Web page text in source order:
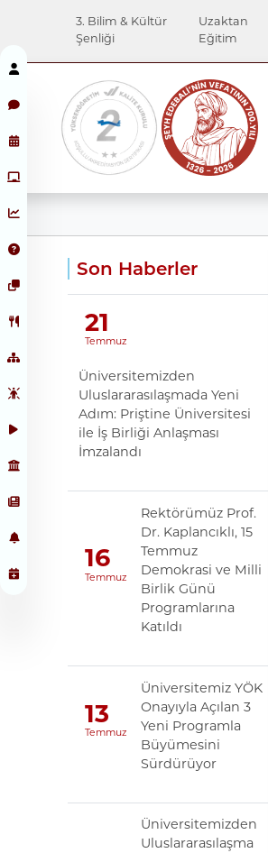
3. Bilim & Kültür
Şenliği
Uzaktan
Eğitim
Son Haberler
21
Temmuz
Üniversitemizden
Uluslararasılaşmada Yeni
Adım: Priştine Üniversitesi
ile İş Birliği Anlaşması
İmzalandı
16
Temmuz
Rektörümüz Prof.
Dr. Kaplancıklı, 15
Temmuz
Demokrasi ve Milli
Birlik Günü
Programlarına
Katıldı
13
Temmuz
Üniversitemiz YÖK
Onayıyla Açılan 3
Yeni Programla
Büyümesini
Sürdürüyor
Üniversitemizden
Uluslararasılaşma